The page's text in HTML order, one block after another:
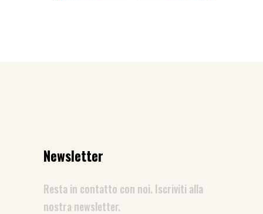
Newsletter
Resta in contatto con noi. Iscriviti alla
nostra newsletter.